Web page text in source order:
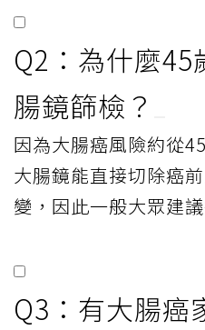
Q2：為什麼
腸鏡篩檢？
因為大腸癌風險約從
大腸鏡能直接切除癌
變，因此一般大眾建
Q3：有大腸癌